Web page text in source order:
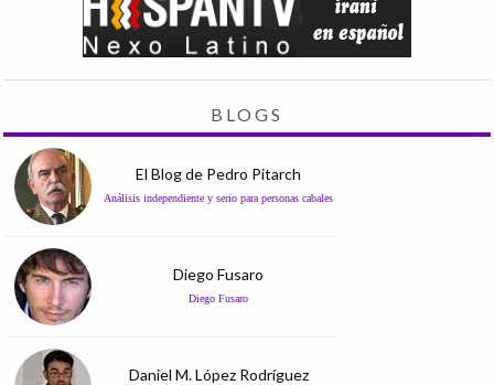
BLOGS
El Blog de Pedro Pitarch
Análisis independiente y serio para personas cabales
Diego Fusaro
Diego Fusaro
Daniel M. López Rodríguez